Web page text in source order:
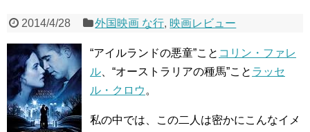
2014/4/28 外国映画 な行, 映画レビュー
“アイルランドの悪童”こと コリン・ファレ
ル 、“オーストラリアの種馬”こと ラッセ
ル・クロウ 。
私の中では、この二人は密かにこんなイメ